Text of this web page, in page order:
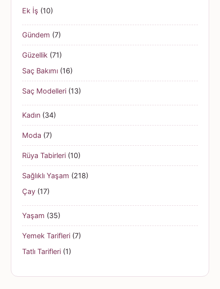
Ek İş (10)
Gündem (7)
Güzellik (71)
Saç Bakımı (16)
Saç Modelleri (13)
Kadın (34)
Moda (7)
Rüya Tabirleri (10)
Sağlıklı Yaşam (218)
Çay (17)
Yaşam (35)
Yemek Tarifleri (7)
Tatlı Tarifleri (1)